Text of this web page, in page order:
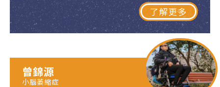
了解更多
曾錦源
小腦萎縮症